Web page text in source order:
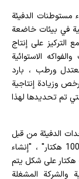
الدفيئة
في بيئات خاضعة
، مع التركيز على إنتاج
الاستوائية
ورطب ، بارد
وزيادة إنتاجية
تم تحديدها لهذا
الدفيئة من قبل
المستثمرين والمالكين الرئيسيين بما لا يقل عن 1000 هكتار" ، "إنشاء
وتطوير أربع مدن صوبات في مساحة لا تقل عن 400 هكتار على شكل يتم
والشركة المشغلة